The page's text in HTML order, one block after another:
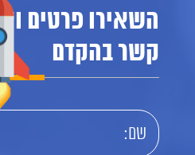
השאירו פרטים
קשר בהקדם